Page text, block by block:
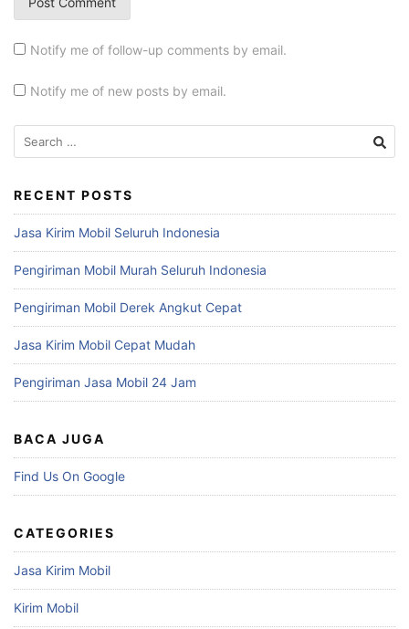
Notify me of follow-up comments by email.
Notify me of new posts by email.
Search
for:
RECENT POSTS
Jasa Kirim Mobil Seluruh Indonesia
Pengiriman Mobil Murah Seluruh Indonesia
Pengiriman Mobil Derek Angkut Cepat
Jasa Kirim Mobil Cepat Mudah
Pengiriman Jasa Mobil 24 Jam
BACA JUGA
Find Us On Google
CATEGORIES
Jasa Kirim Mobil
Kirim Mobil